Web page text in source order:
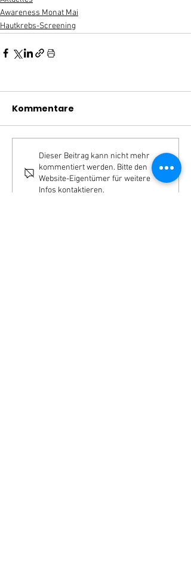
Awareness Monat Mai
Hautkrebs-Screening
Kommentare
Dieser Beitrag kann nicht mehr
kommentiert werden. Bitte den
Website-Eigentümer für weitere
Infos kontaktieren.